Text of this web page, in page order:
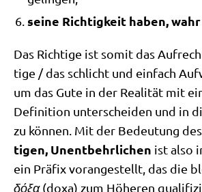
sei­ne Rich­tig­keit haben,
Das Rich­ti­ge ist somit das
ti­ge /​ das schlicht und ein­fach
um das Gute in der Rea­li­tät mit
Defi­ni­ti­on unter­schei­den und in
zu kön­nen. Mit der Bedeu­tung des
ti­gen, Unent­behr­li­chen ist also
ein Prä­fix vor­an­ge­stellt, das die
δόξα(doxa) zum Höhe­ren